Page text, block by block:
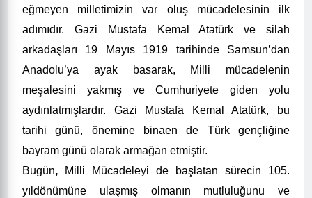
eğmeyen milletimizin var oluş mücadelesinin ilk
adımıdır. Gazi Mustafa Kemal Atatürk ve silah
arkadaşları 19 Mayıs 1919 tarihinde Samsun’dan
Anadolu’ya ayak basarak, Milli mücadelenin
meşalesini yakmış ve Cumhuriyete giden yolu
aydınlatmışlardır. Gazi Mustafa Kemal Atatürk, bu
tarihi günü, önemine binaen de Türk gençliğine
bayram günü olarak armağan etmiştir.
Bugün,
Milli Mücadeleyi de başlatan sürecin 105.
yıldönümüne ulaşmış olmanın mutluluğunu ve